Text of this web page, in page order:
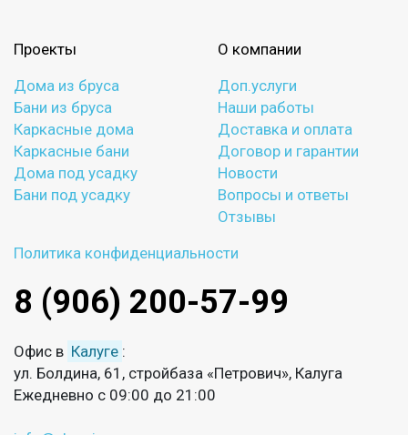
Проекты
Дома из бруса
Бани из бруса
Каркасные дома
Каркасные бани
Дома под усадку
Бани под усадку
О компании
Доп.услуги
Наши работы
Доставка и оплата
Договор и гарантии
Новости
Вопросы и ответы
Отзывы
Политика конфиденциальности
8 (906) 200-57-99
Офис в Калуге :
ул. Болдина, 61, стройбаза «Петрович», Калуга
Ежедневно с 09:00 до 21:00